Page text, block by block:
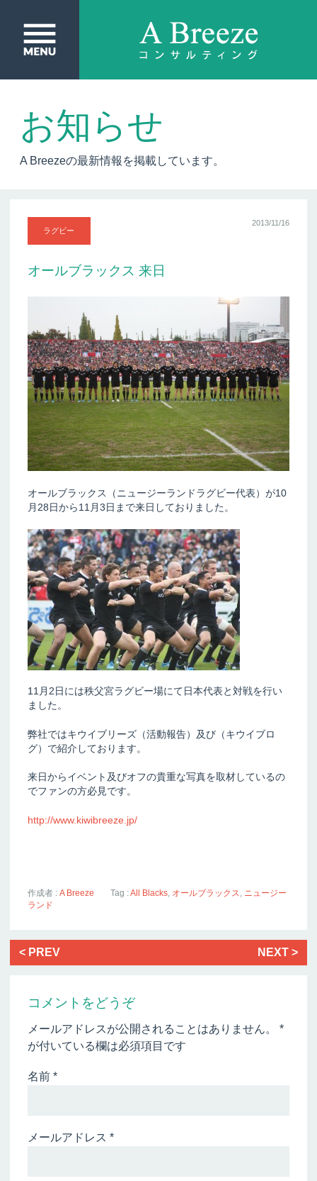
お知らせ
A Breezeの最新情報を掲載しています。
ラグビー
2013/11/16
オールブラックス 来日
オールブラックス（ニュージーランドラグビー代表）が10
月28日から11月3日まで来日しておりました。
11月2日には秩父宮ラグビー場にて日本代表と対戦を行い
ました。
弊社ではキウイブリーズ（活動報告）及び（キウイブロ
グ）で紹介しております。
来日からイベント及びオフの貴重な写真を取材しているの
でファンの方必見です。
http://www.kiwibreeze.jp/
作成者 :A Breeze Tag :All Blacks オールブラックス
ニュージー
ランド
< PREV NEXT >
コメントをどうぞ
メールアドレスが公開されることはありません。*
が付いている欄は必須項目です
名前*
メールアドレス*